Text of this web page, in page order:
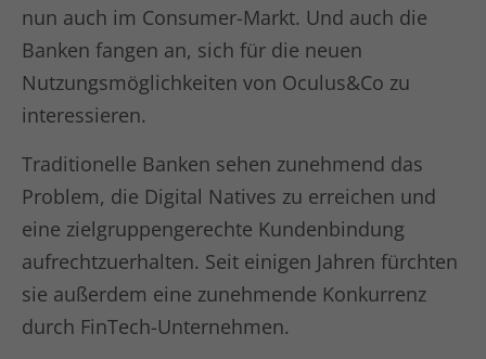
nun auch im Consumer-Markt. Und auch die
Banken fangen an, sich für die neuen
Nutzungsmöglichkeiten von Oculus&Co zu
interessieren.
Traditionelle Banken sehen zunehmend das
Problem, die Digital Natives zu erreichen und
eine zielgruppengerechte Kundenbindung
aufrechtzuerhalten. Seit einigen Jahren fürchten
sie außerdem eine zunehmende Konkurrenz
durch FinTech-Unternehmen.
Name PHPSESSID
Anbieter php
Laufzeit
PHPs Standard Sitzungs Identifikation
(nur für Administratoren relevant)
Zweck
Cookie von Google zur Steuerung der
erweiterten Script- und
Ereignisbehandlung.
Laufzeit 1 Tag
Dies ist ein von Google Analytics
gesetztes Cookie vom Mustertyp, bei
dem das Musterelement auf dem